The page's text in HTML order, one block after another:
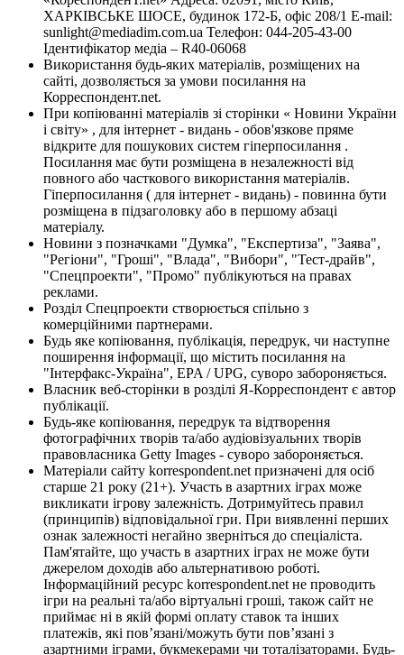
ХАРКІВСЬКЕ ШОСЕ, будинок 172-Б, офіс 208/1 E-mail:
sunlight@mediadim.com.ua Телефон: 044-205-43-00
Ідентифікатор медіа – R40-06068
Використання будь-яких матеріалів, розміщених на
сайті, дозволяється за умови посилання на
Корреспондент.net.
При копіюванні матеріалів зі сторінки « Новини України
і світу» , для інтернет - видань - обов'язкове пряме
відкрите для пошукових систем гіперпосилання .
Посилання має бути розміщена в незалежності від
повного або часткового використання матеріалів.
Гіперпосилання ( для інтернет - видань) - повинна бути
розміщена в підзаголовку або в першому абзаці
матеріалу.
Новини з позначками "Думка", "Експертиза", "Заява",
"Регіони", "Гроші", "Влада", "Вибори", "Тест-драйв",
"Спецпроекти", "Промо" публікуються на правах
реклами.
Розділ Спецпроекти створюється спільно з
комерційними партнерами.
Будь яке копіювання, публікація, передрук, чи наступне
поширення інформації, що містить посилання на
"Інтерфакс-Україна", EPA / UPG, суворо забороняється.
Власник веб-сторінки в розділі Я-Корреспондент є автор
публікації.
Будь-яке копіювання, передрук та відтворення
фотографічних творів та/або аудіовізуальних творів
правовласника Getty Images - суворо забороняється.
Матеріали сайту korrespondent.net призначені для осіб
старше 21 року (21+). Участь в азартних іграх може
викликати ігрову залежність. Дотримуйтесь правил
(принципів) відповідальної гри. При виявленні перших
ознак залежності негайно зверніться до спеціаліста.
Пам'ятайте, що участь в азартних іграх не може бути
джерелом доходів або альтернативою роботі.
Інформаційний ресурс korrespondent.net не проводить
ігри на реальні та/або віртуальні гроші, також сайт не
приймає ні в якій формі оплату ставок та інших
платежів, які пов’язані/можуть бути пов’язані з
азартними іграми, букмекерами чи тоталізаторами. Будь-